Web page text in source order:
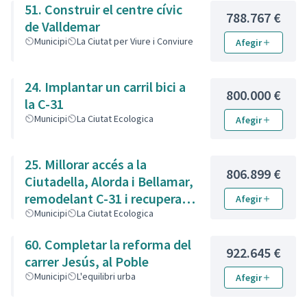
51. Construir el centre cívic
de Valldemar
Municipi La Ciutat per Viure i Conviure
788.767 €
Afegir
24. Implantar un carril bici a
la C-31
Municipi La Ciutat Ecologica
800.000 €
Afegir
25. Millorar accés a la
Ciutadella, Alorda i Bellamar,
remodelant C-31 i recuperant
la Bobila
Municipi La Ciutat Ecologica
806.899 €
Afegir
60. Completar la reforma del
carrer Jesús, al Poble
Municipi L'equilibri urba
922.645 €
Afegir